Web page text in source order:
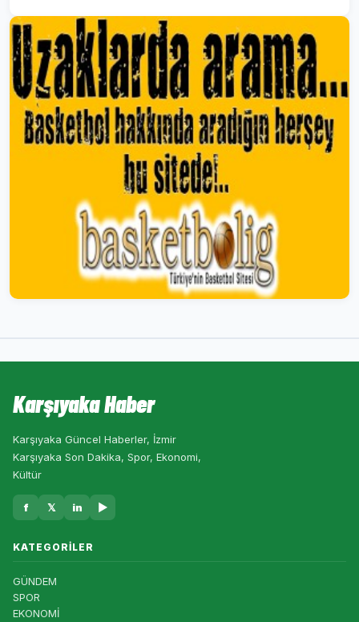
Karşıyaka Haber
Karşıyaka Güncel Haberler, İzmir
Karşıyaka Son Dakika, Spor, Ekonomi,
Kültür
f 𝕏 in ▶
KATEGORILER
GÜNDEM
SPOR
EKONOMİ